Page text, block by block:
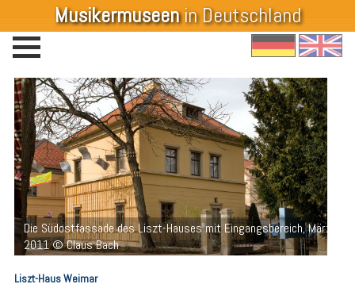
Musikermuseenin Deutschland
Die Südostfassade des Liszt-Hauses mit Eingangsbereich, März
2011 © Claus Bach
Liszt-Haus Weimar